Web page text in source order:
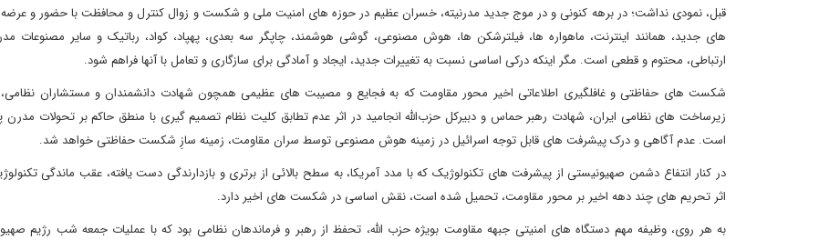
قبل، نمودی نداشت؛ در برهه کنونی و در موج جدید مدرنیته، خسران عظیم در حوزه های امنیت ملی و شکست و زوال کنترل و محافظت با حضور و عرضه
های جدید، همانند اینترنت، ماهواره ها، فیلترشکن ها، هوش مصنوعی، گوشی هوشمند، چاپگر سه بعدی، پهپاد، کواد، رباتیک و سایر مصنوعات
ارتباطی، محتوم و قطعی است. مگر اینکه درکی اساسی نسبت به تغییرات جدید، ایجاد و آمادگی برای سازگاری و تعامل با آنها فراهم شود.
شکست های حفاظتی و غافلگیری اطلاعاتی اخیر محور مقاومت که به فجایع و مصیبت های عظیمی همچون شهادت دانشمندان و مستشاران نظامی،
زیرساخت های نظامی ایران، شهادت رهبر حماس و دبیرکل حزب‌الله انجامید در اثر عدم تطابق کلیت نظام تصمیم گیری با منطق حاکم بر تحولات
است. عدم آگاهی و درک پیشرفت های قابل توجه اسرائیل در زمینه هوش مصنوعی توسط سران مقاومت‌، زمینه سازِ شکست حفاظتی خواهد شد.
در کنار انتفاع دشمن صهیونیستی از پیشرفت های تکنولوژیک که با مدد آمریکا، به سطح بالائی از برتری و بازدارندگی دست یافته، عقب ماندگی
اثر تحریم های چند دهه اخیر بر محور مقاومت، تحمیل شده است، نقش اساسی در شکست های اخیر دارد.
به هر روی، وظیفه مهم دستگاه های امنیتی جبهه مقاومت بویژه حزب الله، تحفظ از رهبر و فرماندهان نظامی بود که با عملیات جمعه شب رژیم